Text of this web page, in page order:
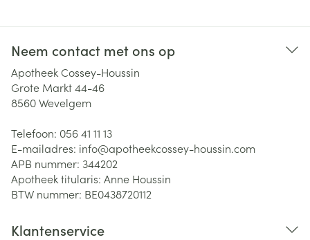
Neem contact met ons op
Apotheek Cossey-Houssin
Grote Markt 44-46
8560Wevelgem
Telefoon: 056 41 11 13
E-mailadres: info@apotheekcossey-houssin.com
APB nummer: 344202
Apotheek titularis: Anne Houssin
BTW nummer: BE0438720112
Klantenservice